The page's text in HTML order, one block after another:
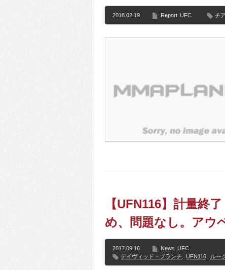
2018.02.19 Report UFC チ
【UFN116】計量
め、問題なし。アウ
2017.09.16 News UFC
デイヴィッド・ブランチ
UFN116 ルー